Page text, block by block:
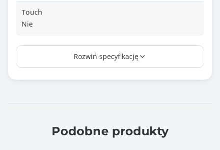
Touch
Nie
Wielkość plamki
Czas reakcji matrycy
250 cd/m2
Rozwiń specyfikację
Podobne produkty